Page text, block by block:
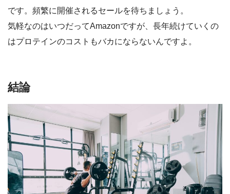
です。頻繁に開催されるセールを待ちましょう。
気軽なのはいつだってAmazonですが、長年続けていくの
はプロテインのコストもバカにならないんですよ。
結論